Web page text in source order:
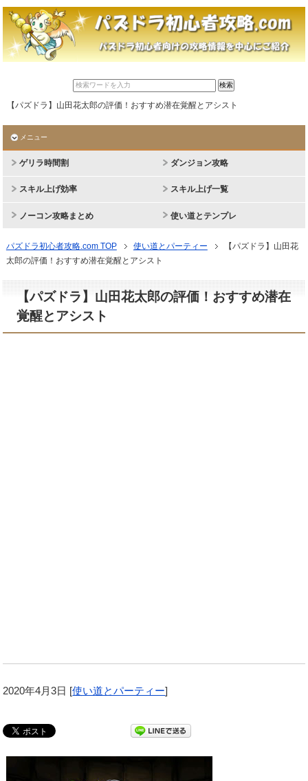
【パズドラ】山田花太郎の評価！おすすめ潜在覚醒とアシスト
メニュー
ゲリラ時間割 ダンジョン攻略
スキル上げ効率 スキル上げ一覧
ノーコン攻略まとめ 使い道とテンプレ
パズドラ初心者攻略.com TOP 使い道とパーティー
【パズドラ】山田花
太郎の評価！おすすめ潜在覚醒とアシスト
【パズドラ】山田花太郎の評価！おすすめ潜在
覚醒とアシスト
2020年4月3日 [使い道とパーティー]